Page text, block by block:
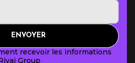
recevoir les informations
Group